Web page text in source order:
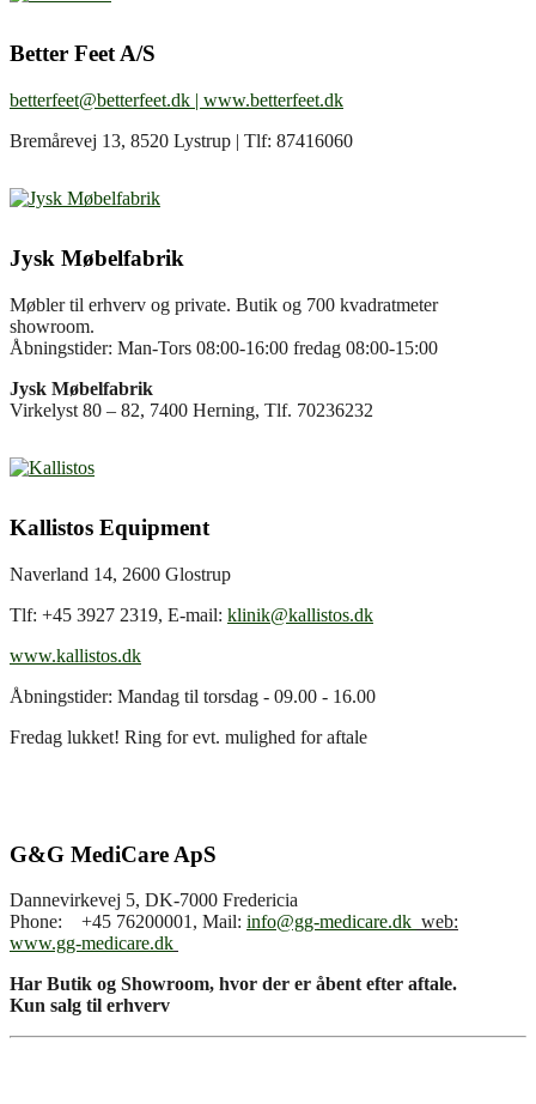
Better Feet A/S
betterfeet@betterfeet.dk | www.betterfeet.dk
Bremårevej 13, 8520 Lystrup | Tlf: 87416060
Jysk Møbelfabrik
Møbler til erhverv og private. Butik og 700 kvadratmeter
showroom.
Åbningstider: Man-Tors 08:00-16:00 fredag 08:00-15:00
Jysk Møbelfabrik
Virkelyst 80 – 82, 7400 Herning, Tlf. 70236232
Kallistos Equipment
Naverland 14, 2600 Glostrup
Tlf: +45 3927 2319, E-mail: klinik@kallistos.dk
www.kallistos.dk
Åbningstider: Mandag til torsdag - 09.00 - 16.00
Fredag lukket! Ring for evt. mulighed for aftale
G&G MediCare ApS
Dannevirkevej 5, DK-7000 Fredericia
Phone: +45 76200001, Mail: info@gg-medicare.dk web:
www.gg-medicare.dk
Har Butik og Showroom, hvor der er åbent efter aftale.
Kun salg til erhverv